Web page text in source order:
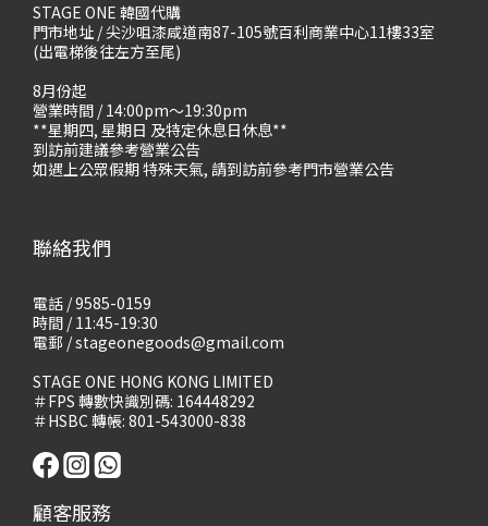
STAGE ONE 韓國代購
門市地址 / 尖沙咀漆咸道南87-105號百利商業中心11樓33室
(出電梯後往左方至尾)
8月份起
營業時間 / 14:00pm～19:30pm
**星期四, 星期日 及特定休息日休息**
到訪前建議參考營業公告
如遇上公眾假期 特殊天氣, 請到訪前參考門市營業公告
聯絡我們
電話 / 9585-0159
時間 / 11:45-19:30
電郵 / stageonegoods@gmail.com
STAGE ONE HONG KONG LIMITED
＃FPS 轉數快識別碼: 164448292
＃HSBC 轉帳: 801-543000-838
顧客服務